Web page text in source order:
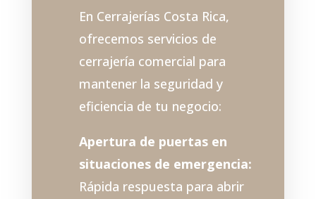
En Cerrajerías Costa Rica,
ofrecemos servicios de
cerrajería comercial para
mantener la seguridad y
eficiencia de tu negocio:
Apertura de puertas en
situaciones de emergencia:
Rápida respuesta para abrir